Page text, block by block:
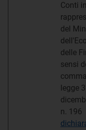
Conti in
del
delle
sensi
legge
n. 196